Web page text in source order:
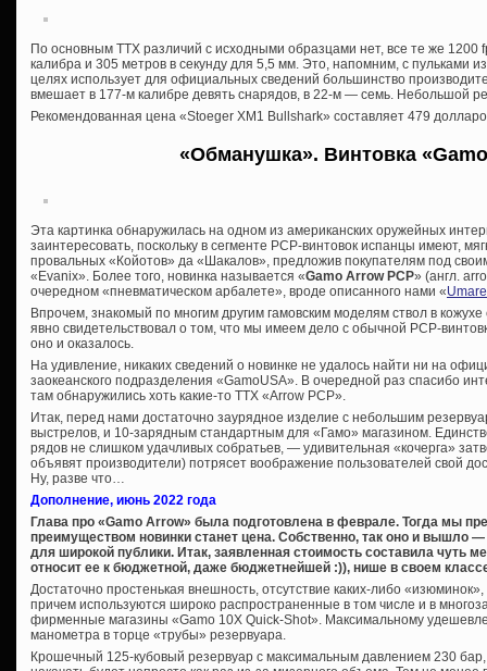
По основным ТТХ различий с исходными образцами нет, все те же 1200
калибра и 305 метров в секунду для 5,5 мм. Это, напомним, с пульками
целях использует для официальных сведений большинство
вмешает в 177-м калибре девять снарядов, в 22-м — семь. Небольшой
Рекомендованная цена «Stoeger XM1 Bullshark» составляет 479
«Обманушка». Винтовка «
Эта картинка обнаружилась на одном из американских оружейных
заинтересовать, поскольку в сегменте PCP-винтовок испанцы имеют,
провальных «Койотов» да «Шакалов», предложив покупателям под
«Evanix». Более того, новинка называется «Gamo Arrow PCP» (англ.
очередном «пневматическом арбалете», вроде описанного нами «
Впрочем, знакомый по многим другим гамовским моделям ствол в
явно свидетельствовал о том, что мы имеем дело с обычной PCP-
оно и оказалось.
На удивление, никаких сведений о новинке не удалось найти ни на
заокеанского подразделения «GamoUSA». В очередной раз спасибо
там обнаружились хоть какие-то ТТХ «Arrow PCP».
Итак, перед нами достаточно заурядное изделие с небольшим
выстрелов, и 10-зарядным стандартным для «Гамо» магазином.
рядов не слишком удачливых собратьев, — удивительная «кочерга»
объявят производители) потрясет воображение пользователей свой
Ну, разве что…
Дополнение, июнь 2022 года
Глава про «Gamo Arrow» была подготовлена в феврале. Тогда мы
преимуществом новинки станет цена. Собственно, так оно и вышло
для широкой публики. Итак, заявленная стоимость составила чуть
относит ее к бюджетной, даже бюджетнейшей :)), нише в своем
Достаточно простенькая внешность, отсутствие каких-либо
причем используются широко распространенные в том числе и в
фирменные магазины «Gamo 10X Quick-Shot». Максимальному
манометра в торце «трубы» резервуара.
Крошечный 125-кубовый резервуар с максимальным давлением 230